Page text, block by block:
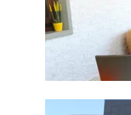
cosenzachannel.it